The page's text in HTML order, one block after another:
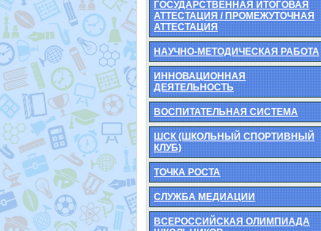
ГОСУДАРСТВЕННАЯ ИТОГОВАЯ
АТТЕСТАЦИЯ / ПРОМЕЖУТОЧНАЯ
АТТЕСТАЦИЯ
НАУЧНО-МЕТОДИЧЕСКАЯ РАБОТА
ИННОВАЦИОННАЯ
ДЕЯТЕЛЬНОСТЬ
ВОСПИТАТЕЛЬНАЯ СИСТЕМА
ШСК (ШКОЛЬНЫЙ СПОРТИВНЫЙ
КЛУБ)
ТОЧКА РОСТА
СЛУЖБА МЕДИАЦИИ
ВСЕРОССИЙСКАЯ ОЛИМПИАДА